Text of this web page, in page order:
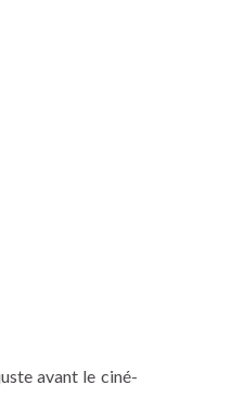
avant le ciné-